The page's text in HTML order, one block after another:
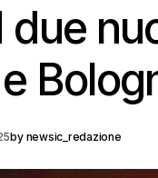
due
by newsic_redazione